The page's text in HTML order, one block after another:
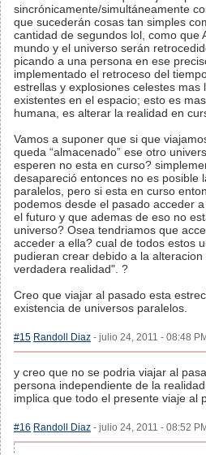
sincrónicamente/simultánea​mente
que sucederán cosas tan simples
cantidad de segundos lol, como que
mundo y el universo serán
picando a una persona en ese
implementado el retroceso del
estrellas y explosiones celestes
existentes en el espacio; esto es
humana, es alterar la realidad en
Vamos a suponer que si que
queda “almacenado” ese otro
esperen no esta en curso?
desapareció entonces no es posible
paralelos, pero si esta en curso
podemos desde el pasado acceder
el futuro y que ademas de eso no
universo? Osea tendriamos que
acceder a ella? cual de todos estos
pudieran crear debido a la
verdadera realidad". ?
Creo que viajar al pasado esta
existencia de universos paralelos.
#15 Randoll Diaz - julio 24, 2011 - 08:48
y creo que no se podria viajar al
persona independiente de la
implica que todo el presente viaje al
#16 Randoll Diaz - julio 24, 2011 - 08:52